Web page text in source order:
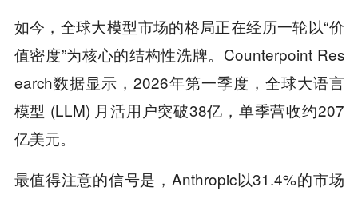
如今，全球大模型市场的格局正在经历一轮以“价
值密度”为核心的结构性洗牌。Counterpoint Res
earch数据显示，2026年第一季度，全球大语言
模型 (LLM) 月活用户突破38亿，单季营收约207
亿美元。
最值得注意的信号是，Anthropic以31.4%的市场